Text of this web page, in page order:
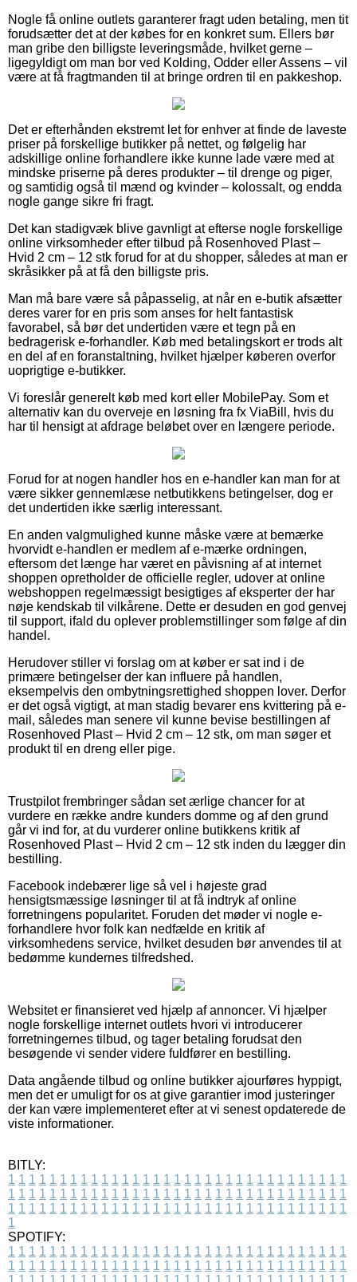
Nogle få online outlets garanterer fragt uden betaling, men tit
forudsætter det at der købes for en konkret sum. Ellers bør
man gribe den billigste leveringsmåde, hvilket gerne –
ligegyldigt om man bor ved Kolding, Odder eller Assens – vil
være at få fragtmanden til at bringe ordren til en pakkeshop.
Det er efterhånden ekstremt let for enhver at finde de laveste
priser på forskellige butikker på nettet, og følgelig har
adskillige online forhandlere ikke kunne lade være med at
mindske priserne på deres produkter – til drenge og piger,
og samtidig også til mænd og kvinder – kolossalt, og endda
nogle gange sikre fri fragt.
Det kan stadigvæk blive gavnligt at efterse nogle forskellige
online virksomheder efter tilbud på Rosenhoved Plast –
Hvid 2 cm – 12 stk forud for at du shopper, således at man er
skråsikker på at få den billigste pris.
Man må bare være så påpasselig, at når en e-butik afsætter
deres varer for en pris som anses for helt fantastisk
favorabel, så bør det undertiden være et tegn på en
bedragerisk e-forhandler. Køb med betalingskort er trods alt
en del af en foranstaltning, hvilket hjælper køberen overfor
uoprigtige e-butikker.
Vi foreslår generelt køb med kort eller MobilePay. Som et
alternativ kan du overveje en løsning fra fx ViaBill, hvis du
har til hensigt at afdrage beløbet over en længere periode.
Forud for at nogen handler hos en e-handler kan man for at
være sikker gennemlæse netbutikkens betingelser, dog er
det undertiden ikke særlig interessant.
En anden valgmulighed kunne måske være at bemærke
hvorvidt e-handlen er medlem af e-mærke ordningen,
eftersom det længe har været en påvisning af at internet
shoppen opretholder de officielle regler, udover at online
webshoppen regelmæssigt besigtiges af eksperter der har
nøje kendskab til vilkårene. Dette er desuden en god genvej
til support, ifald du oplever problemstillinger som følge af din
handel.
Herudover stiller vi forslag om at køber er sat ind i de
primære betingelser der kan influere på handlen,
eksempelvis den ombytningsrettighed shoppen lover. Derfor
er det også vigtigt, at man stadig bevarer ens kvittering på e-
mail, således man senere vil kunne bevise bestillingen af
Rosenhoved Plast – Hvid 2 cm – 12 stk, om man søger et
produkt til en dreng eller pige.
Trustpilot frembringer sådan set ærlige chancer for at
vurdere en række andre kunders domme og af den grund
går vi ind for, at du vurderer online butikkens kritik af
Rosenhoved Plast – Hvid 2 cm – 12 stk inden du lægger din
bestilling.
Facebook indebærer lige så vel i højeste grad
hensigtsmæssige løsninger til at få indtryk af online
forretningens popularitet. Foruden det møder vi nogle e-
forhandlere hvor folk kan nedfælde en kritik af
virksomhedens service, hvilket desuden bør anvendes til at
bedømme kundernes tilfredshed.
Websitet er finansieret ved hjælp af annoncer. Vi hjælper
nogle forskellige internet outlets hvori vi introducerer
forretningernes tilbud, og tager betaling forudsat den
besøgende vi sender videre fuldfører en bestilling.
Data angående tilbud og online butikker ajourføres hyppigt,
men det er umuligt for os at give garantier imod justeringer
der kan være implementeret efter at vi senest opdaterede de
viste informationer.
BITLY:
1 1 1 1 1 1 1 1 1 1 1 1 1 1 1 1 1 1 1 1 1 1 1 1 1 1 1 1 1 1 1 1 1
1 1 1 1 1 1 1 1 1 1 1 1 1 1 1 1 1 1 1 1 1 1 1 1 1 1 1 1 1 1 1 1 1
1 1 1 1 1 1 1 1 1 1 1 1 1 1 1 1 1 1 1 1 1 1 1 1 1 1 1 1 1 1 1 1 1
1
SPOTIFY:
1 1 1 1 1 1 1 1 1 1 1 1 1 1 1 1 1 1 1 1 1 1 1 1 1 1 1 1 1 1 1 1 1
1 1 1 1 1 1 1 1 1 1 1 1 1 1 1 1 1 1 1 1 1 1 1 1 1 1 1 1 1 1 1 1 1